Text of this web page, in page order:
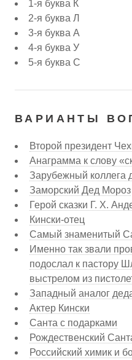
1-я буква К
2-я буква Л
3-я буква А
4-я буква У
5-я буква С
ВАРИАНТЫ
Второй президент
Анаграмма к слову
Зарубежный коллега
Заморский Дед Мороз
Герой сказки Г. Х.
Кински-отец
Самый знаменитый
Именно так звали
подослал к пастору
выстрелом из
Западный аналог
Актер Кински
Санта с подарками
Рождественский
Российский химик и